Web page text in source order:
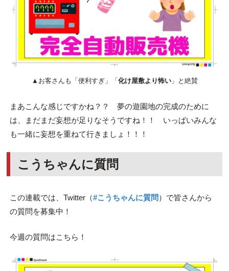
▲お客さんも「便利すぎ」「 化け屋敷より怖い」と絶賛
まあこんな感じですかね？？ 夢の遊園地の完成のために
は、まだまだ妄想が足りなそうですね！！ いっぱいみんな
も一緒に妄想を重ねて行きましょ！！！
こうちゃんに質問
この連載では、Twitter（#こうちゃんに質問 ）で皆さんから
の質問を募集中！
今週の質問はこちら！